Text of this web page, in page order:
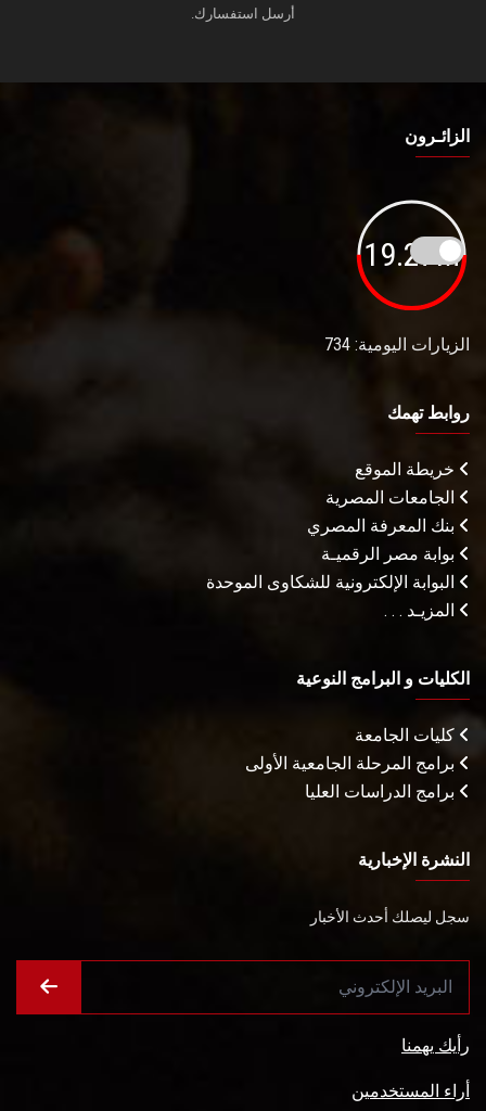
أرسل استفسارك.
الزائـرون
19.27M
الزيارات اليومية: 734
روابط تهمك
خريطة الموقع
الجامعات المصرية
بنك المعرفة المصري
بوابة مصر الرقميـة
البوابة الإلكترونية للشكاوى الموحدة
المزيـد . . .
الكليات و البرامج النوعية
كليات الجامعة
برامج المرحلة الجامعية الأولى
برامج الدراسات العليا
النشرة الإخبارية
سجل ليصلك أحدث الأخبار
رأيك يهمنا
أراء المستخدمين